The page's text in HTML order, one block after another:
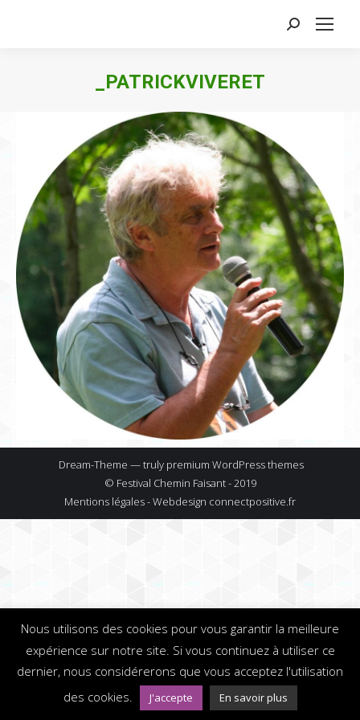
Search:
_PATRICKVIVERET
Dream-Theme — truly premium WordPress themes
© Festival Chemin Faisant - 2019
Mentions légales - Webdesign connectpositive.fr
Nous utilisons des cookies pour vous garantir la meilleure
expérience sur notre site. Si vous continuez à utiliser ce
dernier, nous considérerons que vous acceptez l'utilisation
des cookies.
J'accepte En savoir plus